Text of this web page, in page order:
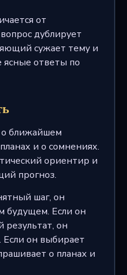
от
дублирует
сужает тему и
ясные ответы по
о ближайшем
и о сомнениях.
ориентир и
прогноз.
шаг, он
будущем. Если он
он
Если он выбирает
о планах и